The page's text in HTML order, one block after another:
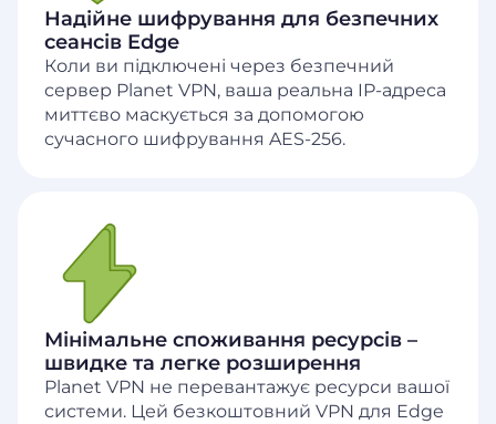
Надійне шифрування для безпечних
сеансів Edge
Коли ви підключені через безпечний
сервер Planet VPN, ваша реальна IP-адреса
миттєво маскується за допомогою
сучасного шифрування AES-256.
Мінімальне споживання ресурсів –
швидке та легке розширення
Planet VPN не перевантажує ресурси вашої
системи. Цей безкоштовний VPN для Edge